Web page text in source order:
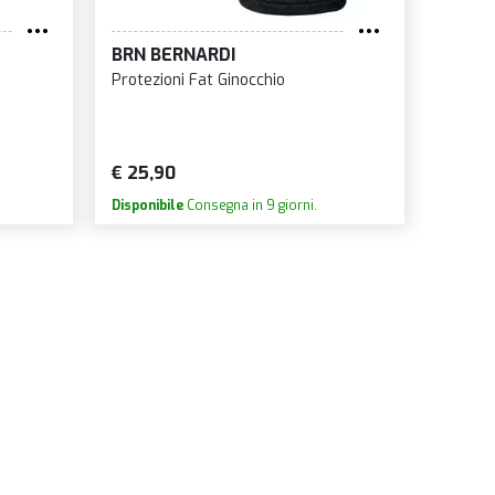
BRN BERNARDI
Protezioni Fat Ginocchio
€ 25,90
DisponibileConsegna in 9 giorni.